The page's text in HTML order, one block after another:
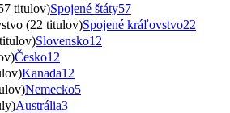
titulov)Spojené štáty57
(22 titulov)Spojené kráľovstvo22
Slovensko12
Česko12
Kanada12
Nemecko5
Austrália3